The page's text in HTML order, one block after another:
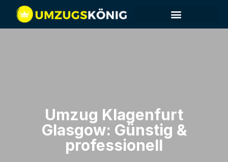
Umzug Klagenfurt​
Glasgow: Günstig &
professionell​